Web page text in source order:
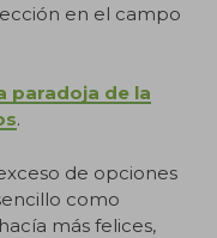
en el campo
paradoja de la
.
de opciones
como
más felices,